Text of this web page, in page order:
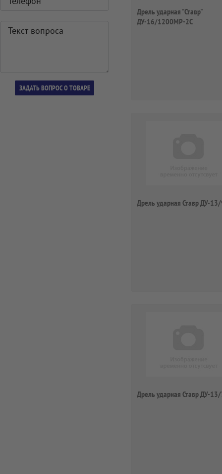
Дрель ударная "Ставр"
ДУ-16/1200MP-2C
Дрель ударная Ставр ДУ-
Дрель ударная Ставр ДУ-